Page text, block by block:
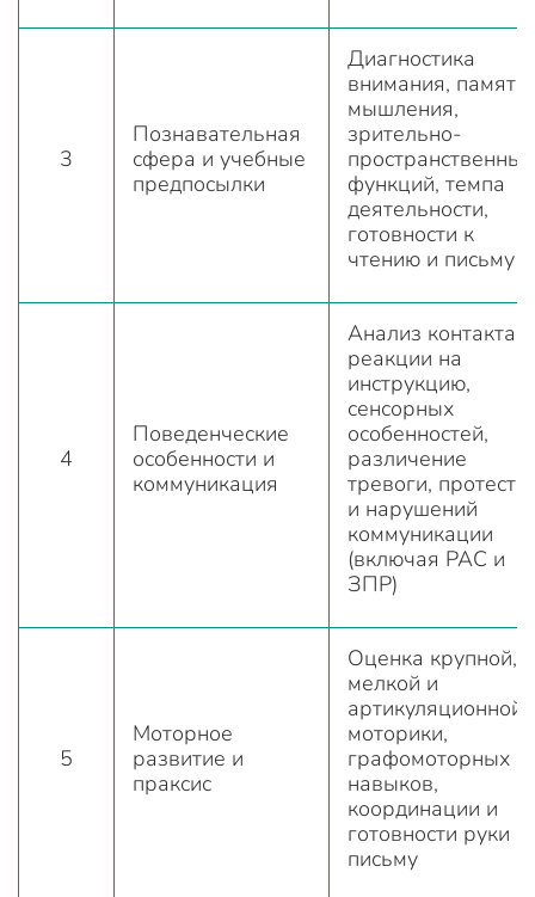
3
Познавательная
сфера и учебные
предпосылки
Диагностика
внимания, памяти,
мышления,
зрительно-
пространственных
функций, темпа
деятельности,
готовности к
чтению и письму
4
Поведенческие
особенности и
коммуникация
Анализ контакта,
реакции на
инструкцию,
сенсорных
особенностей,
различение
тревоги, протеста
и нарушений
коммуникации
(включая РАС и
ЗПР)
5
Моторное
развитие и
праксис
Оценка крупной,
мелкой и
артикуляционной
моторики,
графомоторных
навыков,
координации и
готовности руки к
письму